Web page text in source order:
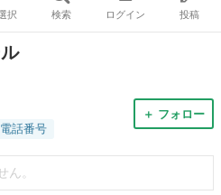
択 検索 ログイン 投稿
電話番号
＋ フォロー
ん。